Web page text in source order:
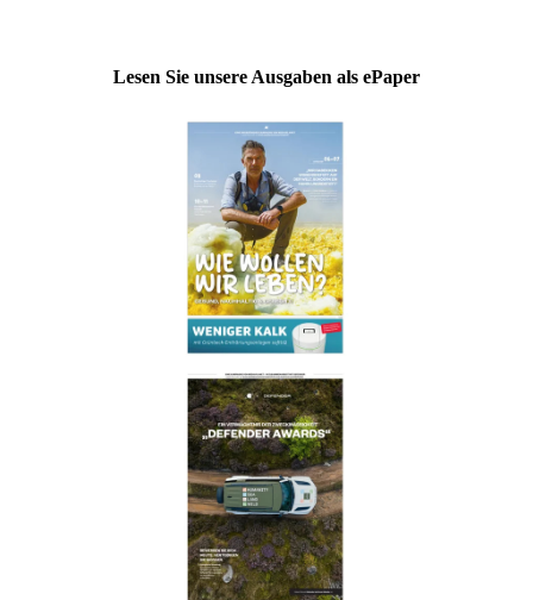
Lesen Sie unsere Ausgaben als ePaper